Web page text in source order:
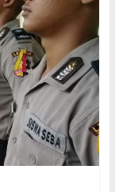
Desa, Cegah